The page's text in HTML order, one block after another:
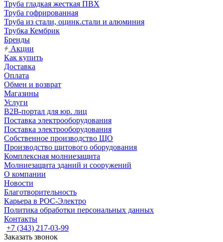
Труба гладкая жесткая ПВХ
Труба гофрированная
Труба из стали, оцинк.стали и алюминия
Трубка Кембрик
Бренды
Акции
Как купить
Доставка
Оплата
Обмен и возврат
Магазины
Услуги
B2B-портал для юр. лиц
Поставка электрооборудования
Поставка электрооборудования
Собственное производство ЩО
Производство щитового оборудования
Комплексная молниезащита
Молниезащита зданий и сооружений
О компании
Новости
Благотворительность
Карьера в РОС-Электро
Политика обработки персональных данных
Контакты
+7 (343) 217-03-99
Заказать звонок